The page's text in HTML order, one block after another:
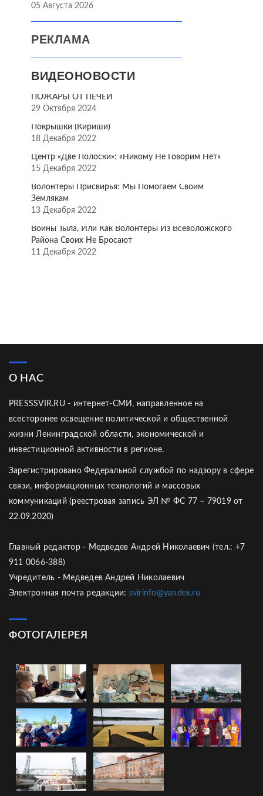
05 Августа 2026
РЕКЛАМА
ВИДЕОНОВОСТИ
ПОЖАРЫ ОТ ПЕЧЕЙ
29 Октября 2024
Покрышки (Кириши)
18 Декабря 2022
Центр «Две Полоски»: «Никому Не Говорим Нет»
15 Декабря 2022
Волонтёры Присвирья: Мы Помогаем Своим
Землякам
13 Декабря 2022
Воины Тыла, Или Как Волонтёры Из Всеволожского
Района Своих Не Бросают
11 Декабря 2022
О НАС
PRESSSVIR.RU - интернет-СМИ, направленное на
всесторонее освещение политической и общественной
жизни Ленинградской области, экономической и
инвестиционной активности в регионе.
Зарегистрировано Федеральной службой по надзору в сфере
связи, информационных технологий и массовых
коммуникаций (реестровая запись ЭЛ № ФС 77 – 79019 от
22.09.2020)
Главный редактор - Медведев Андрей Николаевич (тел.: +7
911 0066-388)
Учредитель - Медведев Андрей Николаевич
Электронная почта редакции: svirinfo@yandex.ru
ФОТОГАЛЕРЕЯ